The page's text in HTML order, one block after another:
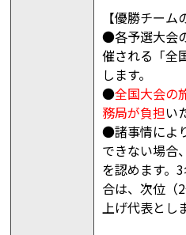
【優勝チーム
●各予選大会
催される「全
します。
●全国大会の
務局が負担い
●諸事情によ
できない場合
を認めます。
合は、次位（
上げ代表とし